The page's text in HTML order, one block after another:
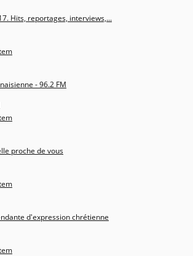
Hits, reportages, interviews,...
- 96.2 FM
proche de vous
d'expression chrétienne